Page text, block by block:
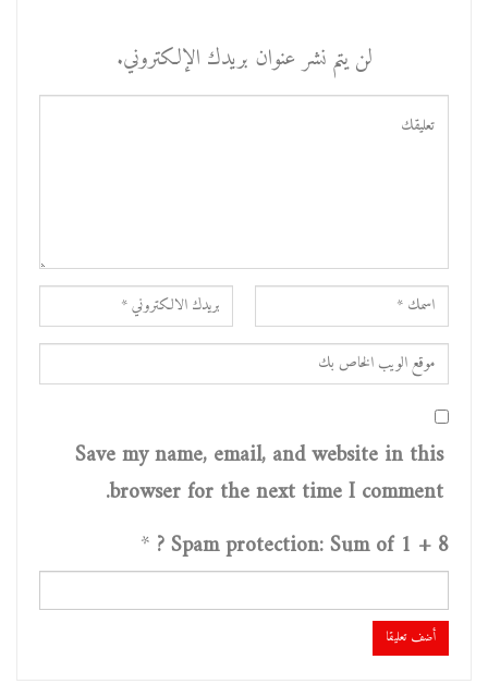
لن يتم نشر عنوان بريدك الإلكتروني.
Save my name, email, and website in this
browser for the next time I comment.
Spam protection: Sum of 1 + 8 ?
*